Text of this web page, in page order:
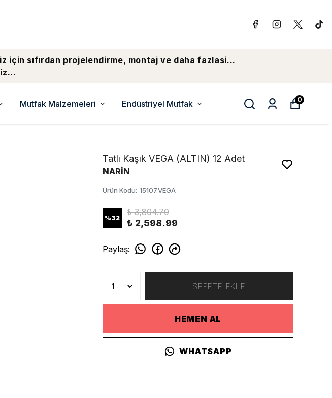
sıfırdan projelendirme, montaj ve daha fazlasi...
Mutfak Malzemeleri Endüstriyel Mutfak 0
Tatlı Kaşık VEGA (ALTIN) 12 Adet
NARİN
Ürün Kodu: 15107.VEGA
%32
₺ 3,804.70
₺ 2,598.99
Paylaş:
SEPETE EKLE
HEMEN AL
WHATSAPP